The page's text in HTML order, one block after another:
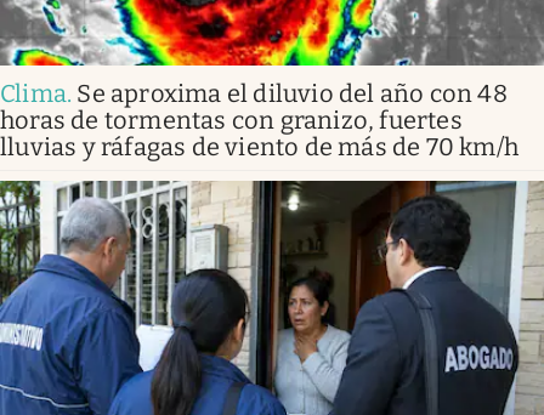
Clima. Se aproxima el diluvio del año con 48
horas de tormentas con granizo, fuertes
lluvias y ráfagas de viento de más de 70 km/h